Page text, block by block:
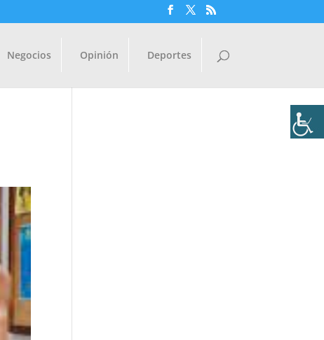
Negocios Opinión Deportes